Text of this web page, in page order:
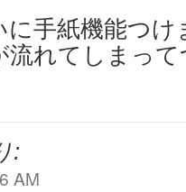
に手紙機能つ
流れてしまっ
:
AM